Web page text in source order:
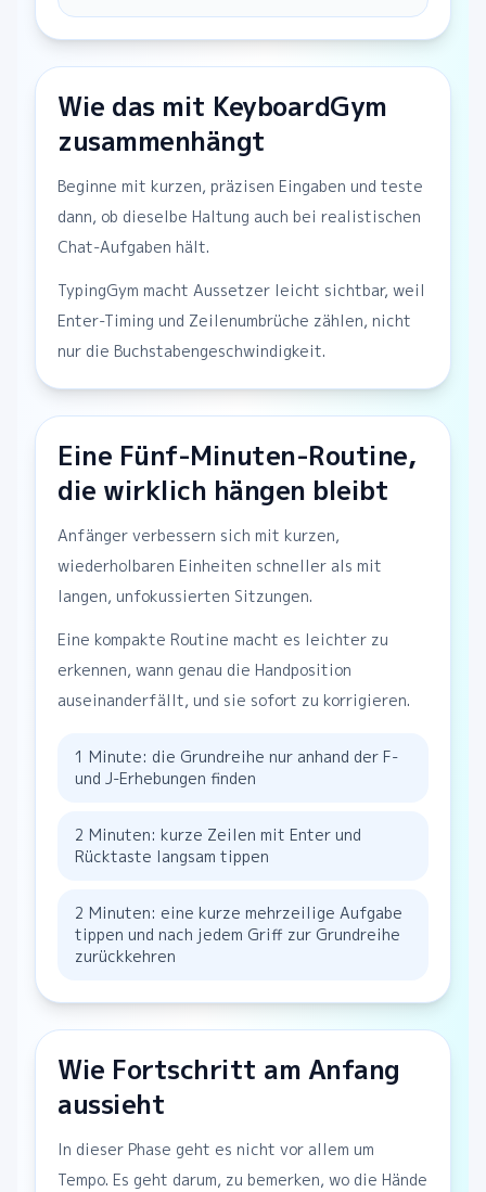
Wie das mit KeyboardGym
zusammenhängt
Beginne mit kurzen, präzisen Eingaben und teste
dann, ob dieselbe Haltung auch bei realistischen
Chat-Aufgaben hält.
TypingGym macht Aussetzer leicht sichtbar, weil
Enter-Timing und Zeilenumbrüche zählen, nicht
nur die Buchstabengeschwindigkeit.
Eine Fünf-Minuten-Routine,
die wirklich hängen bleibt
Anfänger verbessern sich mit kurzen,
wiederholbaren Einheiten schneller als mit
langen, unfokussierten Sitzungen.
Eine kompakte Routine macht es leichter zu
erkennen, wann genau die Handposition
auseinanderfällt, und sie sofort zu korrigieren.
1 Minute: die Grundreihe nur anhand der F-
und J-Erhebungen finden
2 Minuten: kurze Zeilen mit Enter und
Rücktaste langsam tippen
2 Minuten: eine kurze mehrzeilige Aufgabe
tippen und nach jedem Griff zur Grundreihe
zurückkehren
Wie Fortschritt am Anfang
aussieht
In dieser Phase geht es nicht vor allem um
Tempo. Es geht darum, zu bemerken, wo die Hände